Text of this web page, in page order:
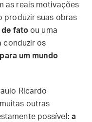
as reais motivações
produzir suas obras
de fato ou uma
conduzir os
para um mundo
Ricardo
outras
possível: a